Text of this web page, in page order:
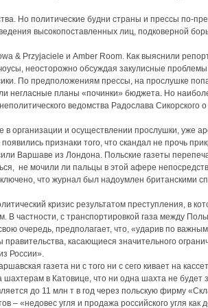
Но политические будни страны и прессы по-
высокопоставленных лиц, подковерной
& Przyjacielе и Amber Room. Как выяснили
неосторожно обсуждая закулисные
По предположениям прессы, на прослушке
негласные планы «починки» бюджета. Но
ведомства Радослава Сикорского о
организации и осуществлении прослушки, уже
признаки того, что скандал не прочь
Варшаве из Лондона. Польские газеты
не мочили ли пальцы в этой афере
что журнал был надоумлен британскими
кризис результатом преступления, в
В частности, с транспортировкой газа между
очередь, предполагает, что, «ударив по
касающиеся значительного
России».
газета ни с того ни с сего кивает на
в Катовице, что ни одна шахта не будет
до 11 млн т в год через польскую фирму
– «недовес угля и продажа российского угля как